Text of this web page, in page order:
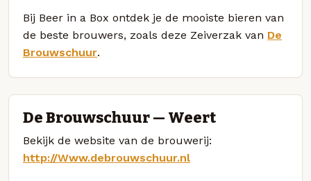
Bij Beer in a Box ontdek je de mooiste bieren van
de beste brouwers, zoals deze Zeiverzak van De
Brouwschuur.
De Brouwschuur — Weert
Bekijk de website van de brouwerij:
http://Www.debrouwschuur.nl